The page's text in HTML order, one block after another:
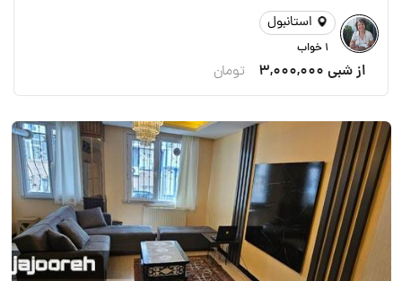
استانبول
1 خواب
از شبی 3,000,000 تومان